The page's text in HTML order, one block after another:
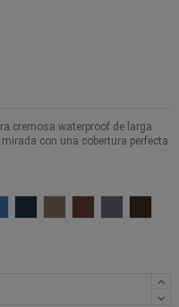
cremosa waterproof de larga
con una cobertura perfecta